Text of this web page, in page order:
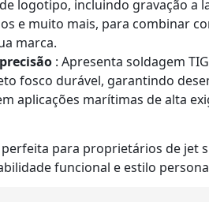
logotipo, incluindo gravação a
e muito mais, para combinar
marca.
: Apresenta soldagem
fosco durável, garantindo
aplicações marítimas de alta
para proprietários de jet
funcional e estilo